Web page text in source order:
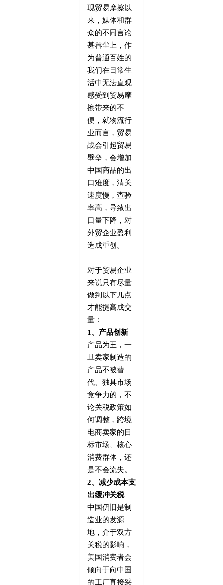
现贸易摩擦以
来，媒体和群
众的不同言论
甚嚣尘上，作
为普通百姓的
我们在日常生
活中无法直观
感受到贸易摩
擦带来的不
便，就物流行
业而言，贸易
战会引起贸易
壁垒，会增加
中国商品的出
口难度，清关
速度慢，查验
率高，导致出
口量下降，对
外贸企业盈利
造成重创。
对于贸易企业
来说只有尽量
做到以下几点
才能提高成交
量：
1、产品创新
产品为王，一
旦卖家制造的
产品不被替
代、独具市场
竞争力的，不
论关税政策如
何调整，跨境
电商卖家的目
标市场、核心
消费群体，还
是不会流失。
2、减少成本支
出缓冲关税
中国仍旧是制
造业的发源
地，介于双方
关税的影响，
美国消费者会
倾向于向中国
的工厂直接采